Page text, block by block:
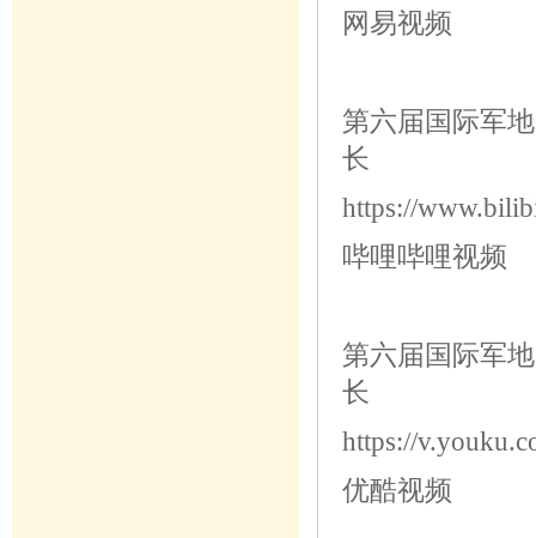
网易视频
第六届国际军
长
https://
哔哩哔哩视频
第六届国际军
长
https://
优酷视频